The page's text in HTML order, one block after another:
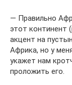
— Правильно
этот континент
акцент на
Африка, но у
укажет нам
проложить его.